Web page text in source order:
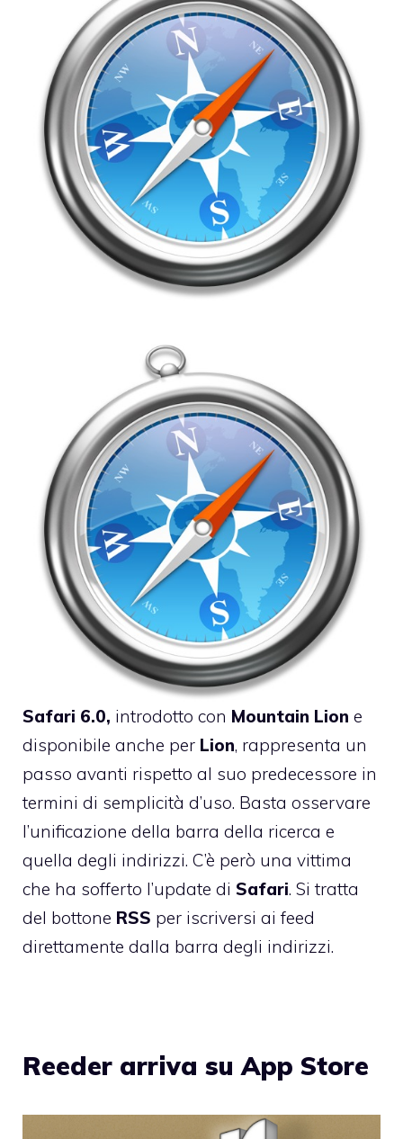
Safari 6.0, introdotto con Mountain Lion e
disponibile anche per Lion, rappresenta un
passo avanti rispetto al suo predecessore in
termini di semplicità d’uso. Basta osservare
l’unificazione della barra della ricerca e
quella degli indirizzi. C’è però una vittima
che ha sofferto l’update di Safari. Si tratta
del bottone RSS per iscriversi ai feed
direttamente dalla barra degli indirizzi.
Reeder arriva su App Store